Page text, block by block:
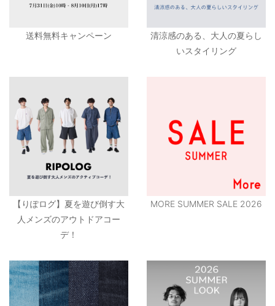
送料無料キャンペーン
清涼感のある、大人の夏らし
いスタイリング
【りぽログ】夏を遊び倒す大
人メンズのアウトドアコー
デ！
MORE SUMMER SALE 2026